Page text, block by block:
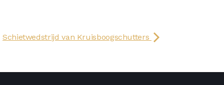
Schietwedstrijd van Kruisboogschutters